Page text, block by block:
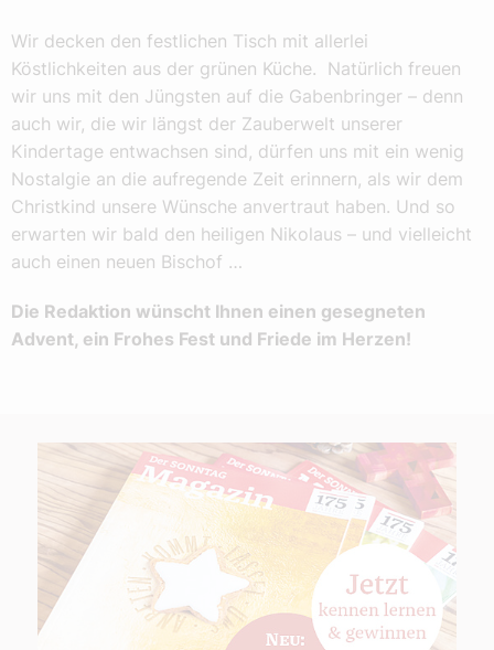
Wir decken den festlichen Tisch mit allerlei
Köstlichkeiten aus der grünen Küche. Natürlich freuen
wir uns mit den Jüngsten auf die Gabenbringer – denn
auch wir, die wir längst der Zauberwelt unserer
Kindertage entwachsen sind, dürfen uns mit ein wenig
Nostalgie an die aufregende Zeit erinnern, als wir dem
Christkind unsere Wünsche anvertraut haben. Und so
erwarten wir bald den heiligen Nikolaus – und vielleicht
auch einen neuen Bischof …
Die Redaktion wünscht Ihnen einen gesegneten
Advent, ein Frohes Fest und Friede im Herzen!